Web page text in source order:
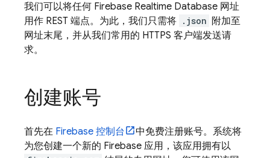
我们可以将任何 Firebase Realtime Database 网址
用作 REST 端点。为此，我们只需将 .json 附加至
网址末尾，并从我们常用的 HTTPS 客户端发送请
求。
创建账号
首先在 Firebase 控制台
中免费注册账号。系统将
为您创建一个新的 Firebase 应用，该应用拥有以